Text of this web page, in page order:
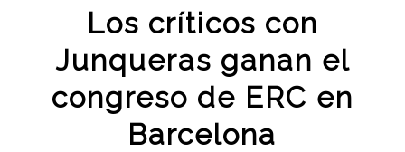
Los críticos con
Junqueras ganan el
congreso de ERC en
Barcelona